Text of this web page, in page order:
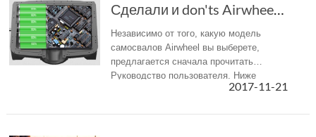
Сделали и don'ts Airwheel смарт Mars Rover
Независимо от того, какую модель
самосвалов Airwheel вы выберете,
предлагается сначала прочитать
Руководство пользователя. Ниже
перечислены основные важные2017-11-21